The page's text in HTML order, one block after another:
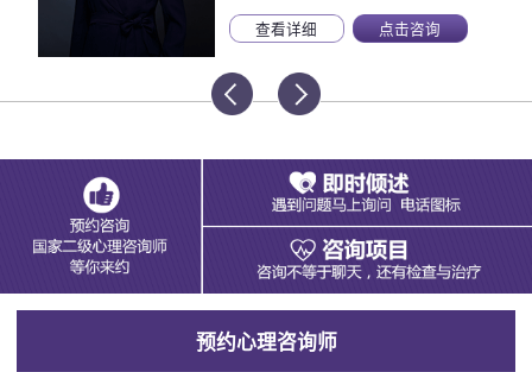
查看详细 点击咨询
预约心理咨询师